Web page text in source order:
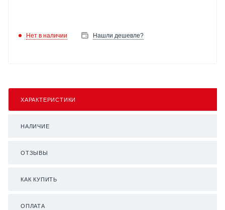
Нет в наличии Нашли дешевле?
ХАРАКТЕРИСТИКИ
НАЛИЧИЕ
ОТЗЫВЫ
КАК КУПИТЬ
ОПЛАТА